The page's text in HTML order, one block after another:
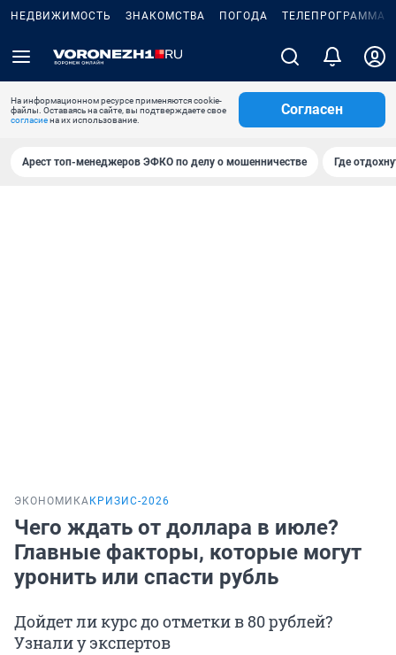
НЕДВИЖИМОСТЬ ЗНАКОМСТВА ПОГОДА ТЕЛЕПРОГРАММА
На информационном ресурсе применяются cookie-
файлы. Оставаясь на сайте, вы подтверждаете свое
согласиена их использование.
Согласен
Арест топ-менеджеров ЭФКО по делу о мошенничестве Где
ЭКОНОМИКА КРИЗИС-2026
Чего ждать от доллара в июле?
Главные факторы, которые могут
уронить или спасти рубль
Дойдет ли курс до отметки в 80 рублей?
Узнали у экспертов